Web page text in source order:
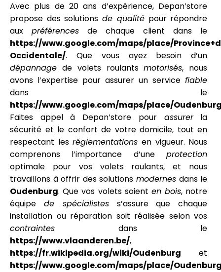
Avec plus de 20 ans d’expérience, Depan’store
propose des solutionsde qualitépour répondre
auxpréférences de chaque client dans le
https://www.google.com/maps/place/
Occidentale/. Que vous ayez besoin d’un
dépannage de volets roulantsmotorisés, nous
avons l’expertise pour assurer un servicefiable
dans le
https://www.google.com/maps/place/
Faites appel à Depan’store pour assurerla
sécurité et le confort de votre domicile, tout en
respectant lesréglementations en vigueur. Nous
comprenons l’importance d’uneprotection
optimale pour vos volets roulants, et nous
travaillons à offrir des solutionsmodernes dans le
Oudenburg. Que vos volets soient en bois, notre
équipe de spécialistess’assure que chaque
installation ou réparation soit réalisée selon vos
contraintes dans le
https://www.vlaanderen.be/,
https://fr.wikipedia.org/wiki/Oudenburg et
https://www.google.com/maps/place/